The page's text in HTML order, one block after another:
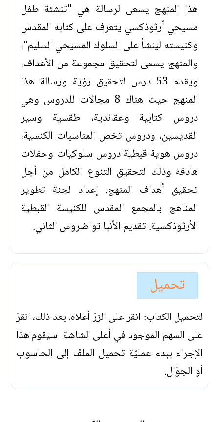
هذا المنهج يسعى لرسالة هي "تنشئة طفل
مسيحي أرثوذكسي يتعرف على كتابه المقدس
وكنيسته لينشأ على السلوك المسيحي السليم"،
والمنهج يسعى لتحقيق مجموعة من الأهداف،
ويقدم 53 درس لتحقيق رؤية ورسالة هذا
المنهج حيث هناك 8 مجالات للدروس وهي
دروس كتابية وعقائدية، طقسية وسير
القديسين، ودروس تخص المناسبات الكنسية،
دروس هوية قبطية دروس سلوكيات وحفلات
هادفة وذلك لتحقيق التنوع الكامل من أجل
تحقيق أهداف المنهج. إعداد لجنة تطوير
المناهج بالمجمع المقدس للكنيسة القبطية
الأرثوذكسية. تقديم الأنبا تواضروس الثاني.
تحميل
لتحميل الكتاب: انقر على الزرّ أعلاه. بعد ذلك، انقرّ
على السهم الموجود في أعلى الشاشة. سيقوم هذا
الإجراء ببدء عمليّة تحميل الملفّ إلى الحاسوب
أو الجوّال.